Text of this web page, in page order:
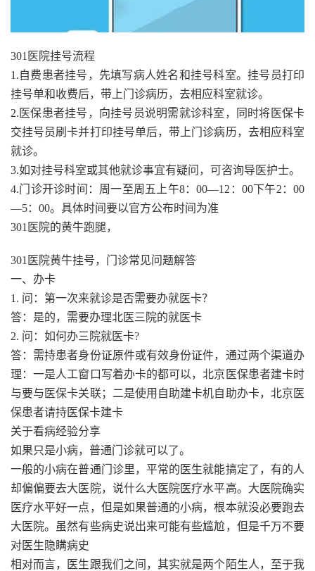
301医院挂号流程
1.自费患者挂号，先填写病人姓名和挂号科室。挂号员打印
挂号单和收费后，带上门诊病历，去相应科室就诊。
2.医保患者挂号，向挂号员说明需就诊科室，同时将医保卡
交挂号员刷卡并打印挂号单后，带上门诊病历，去相应科室
就诊。
3.如对挂号科室或其他就诊事宜有疑问，可咨询导医护士。
4.门诊开诊时间：周一至周五上午8：00—12：00下午2：00
—5：00。具体时间要以官方公布时间为准
301医院的黄牛跑腿，
301医院黄牛挂号，门诊常见问题解答
一、办卡
1. 问：第一次来就诊是否需要办就医卡？
答：是的，需要办理北医三院的就医卡
2. 问：如何办三院就医卡?
答：需持患者身份证原件或有效身份证件，通过两个渠道办
理：一是人工窗口写着办卡的都可以，北京医保患者建卡时
与要与医保卡关联；二是使用自助建卡机自助办卡，北京医
保患者请持医保卡建卡
关于看病经验分享
如果只是小病，普通门诊就可以了。
一般的小病在普通门诊里，平常的医生就能搞定了，有的人
却偏偏要去大医院，说什么大医院医疗水平高。大医院确实
医疗水平好一点，但是如果普通的小病，根本就没必要跑去
大医院。虽然有些病史说出来可能有些尴尬，但是千万不要
对医生隐瞒病史
相对而言，医生跟我们之间，其实就是两个陌生人，至于我